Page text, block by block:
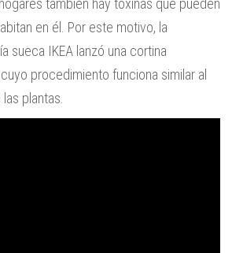
también hay toxinas que pueden
en él. Por este motivo, la
sueca IKEA lanzó una cortina
procedimiento funciona similar al
plantas.